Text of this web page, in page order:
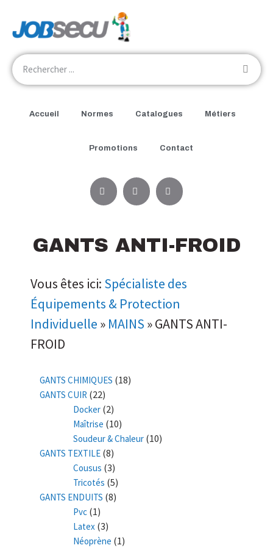
Accueil Normes Catalogues Métiers
Promotions Contact
GANTS ANTI-FROID
Vous êtes ici: Spécialiste des
Équipements & Protection
Individuelle » MAINS »GANTS ANTI-
FROID
GANTS CHIMIQUES (18)
GANTS CUIR (22)
Docker (2)
Maîtrise (10)
Soudeur & Chaleur (10)
GANTS TEXTILE (8)
Cousus (3)
Tricotés (5)
GANTS ENDUITS (8)
Pvc (1)
Latex (3)
Néoprène (1)